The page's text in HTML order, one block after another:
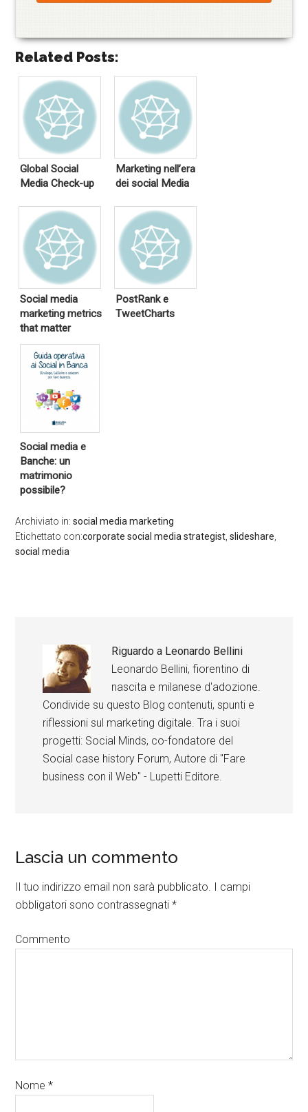
Related Posts:
Global Social
Media Check-up
Marketing nell’era
dei social Media
Social media
marketing metrics
that matter
PostRank e
TweetCharts
Social media e
Banche: un
matrimonio
possibile?
Archiviato in:social media marketing
Etichettato con:corporate social media strategist ,slideshare
social media
Riguardo a Leonardo Bellini
Leonardo Bellini, fiorentino di
nascita e milanese d'adozione.
Condivide su questo Blog contenuti, spunti e
riflessioni sul marketing digitale. Tra i suoi
progetti: Social Minds, co-fondatore del
Social case history Forum, Autore di "Fare
business con il Web" - Lupetti Editore.
Lascia un commento
Il tuo indirizzo email non sarà pubblicato. I campi
obbligatori sono contrassegnati*
Commento
Nome*